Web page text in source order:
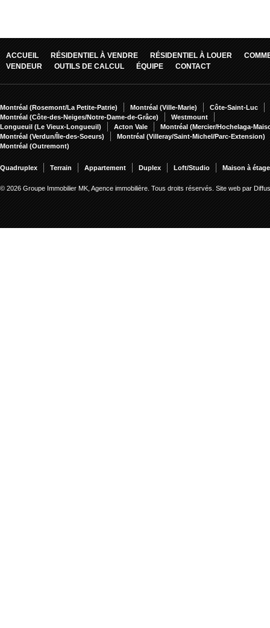
ACCUEIL RÉSIDENTIEL À VENDRE RÉSIDENTIEL À LOUER
VENDEUR
OUTILS DE CALCUL ÉQUIPE CONTACT
Montréal (Rosemont/La Petite-Patrie) Montréal (Ville-Marie)
Côte-Saint-Luc
Montréal (Côte-des-Neiges/Notre-Dame-de-Grâce)
Westmount
Longueuil (Le Vieux-Longueuil)
Acton Vale
Montréal (Mercier/Hochelaga-
Montréal (Verdun/Île-des-Soeurs)
Montréal (Villeray/Saint-Michel/Parc-Extension)
Montréal (Outremont)
Quadruplex Terrain Appartement Duplex Loft/Studio Maison à
© 2026 Groupe Immobilier MK, Agence immobilière. Tous droits réservés. Site web par